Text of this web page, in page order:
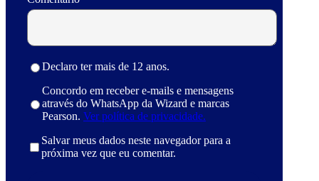
Declaro ter mais de 12 anos.
Concordo em receber e-mails e mensagens
através do WhatsApp da Wizard e marcas
Pearson. Ver política de privacidade.
Salvar meus dados neste navegador para a
próxima vez que eu comentar.